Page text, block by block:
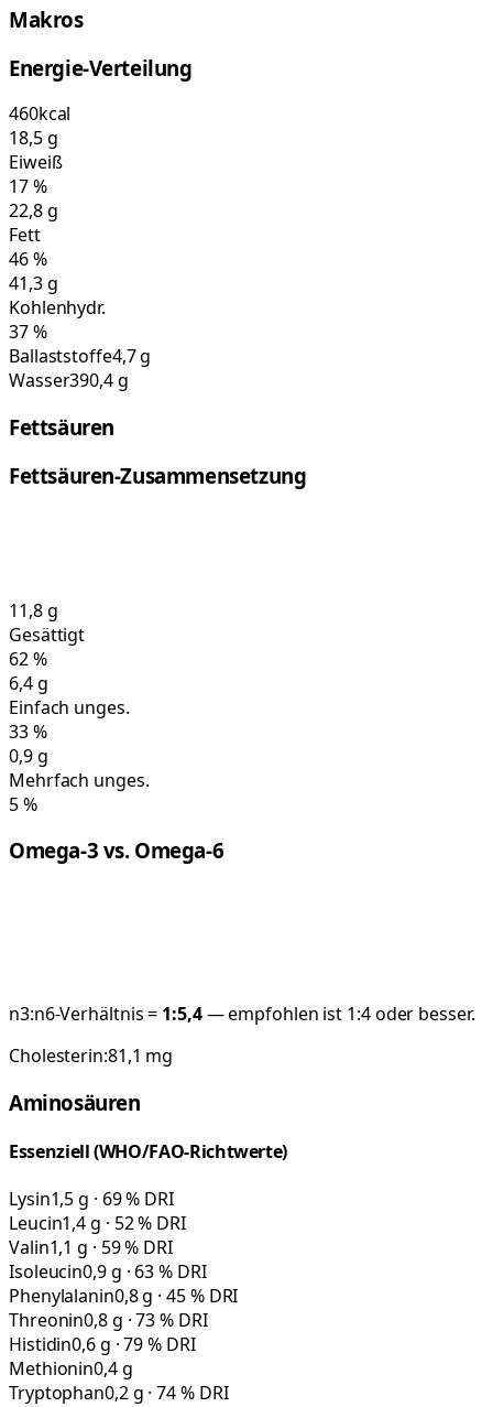
Makros
Energie-Verteilung
460kcal
18,5g
Eiweiß
17%
22,8g
Fett
46%
41,3g
Kohlenhydr.
37%
Ballaststoffe4,7 g
Wasser390,4 g
Fettsäuren
Fettsäuren-Zusammensetzung
11,8g
Gesättigt
62%
6,4g
Einfach unges.
33%
0,9g
Mehrfach unges.
5%
Omega-3 vs. Omega-6
n3:n6-Verhältnis = 1:5,4— empfohlen ist 1:4 oder besser.
Cholesterin:81,1 mg
Aminosäuren
Essenziell (WHO/FAO-Richtwerte)
Lysin1,5 g · 69 % DRI
Leucin1,4 g · 52 % DRI
Valin1,1 g · 59 % DRI
Isoleucin0,9 g · 63 % DRI
Phenylalanin0,8 g · 45 % DRI
Threonin0,8 g · 73 % DRI
Histidin0,6 g · 79 % DRI
Methionin0,4 g
Tryptophan0,2 g · 74 % DRI